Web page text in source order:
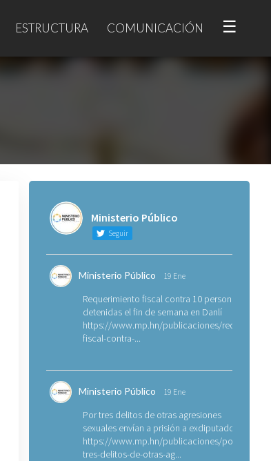
ESTRUCTURA COMUNICACIÓN ☰
Ministerio Público
Seguir
Ministerio Público 19 Ene
Requerimiento fiscal contra 10 personas
detenidas el fin de semana en Danlí
https://www.mp.hn/publicaciones/
fiscal-contra-...
Ministerio Público 19 Ene
Por tres delitos de otras agresiones
sexuales envían a prisión a exdiputado
https://www.mp.hn/publicaciones/por-
tres-delitos-de-otras-ag...